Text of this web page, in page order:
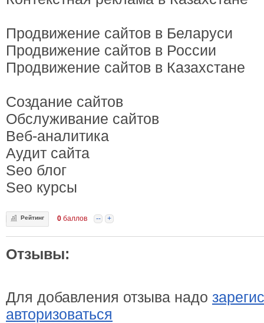
Продвижение сайтов в Беларуси
Продвижение сайтов в России
Продвижение сайтов в Казахстане
Создание сайтов
Обслуживание сайтов
Веб-аналитика
Аудит сайта
Seo блог
Seo курсы
Рейтинг 0 баллов -- +
Отзывы:
Для добавления отзыва надо
авторизоваться